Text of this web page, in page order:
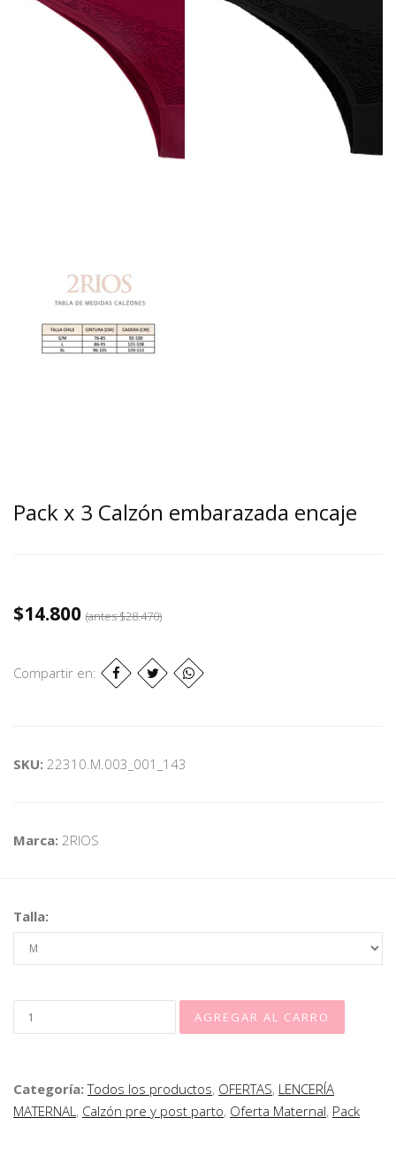
Pack x 3 Calzón embarazada encaje
$14.800 (antes$28.470)
Compartir en:
SKU: 22310.M.003_001_143
Marca: 2RIOS
Talla:
Categoría:Todos los productos, OFERTAS, LENCERÍA
MATERNAL, Calzón pre y post parto, Oferta Maternal, Pack